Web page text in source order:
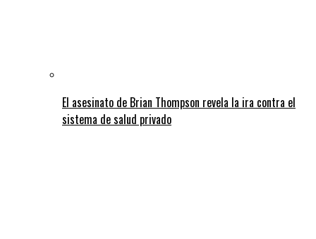
El asesinato de Brian Thompson revela la ira contra el
sistema de salud privado